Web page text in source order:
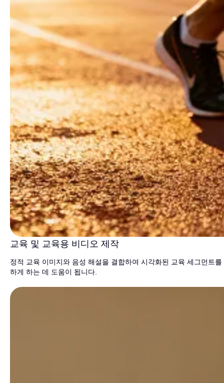
교육 및 교육용 비디오 제작
정적 교육 이미지와 음성 해설을 결합하여 시각화된 교육 세그먼트
하게 하는 데 도움이 됩니다.